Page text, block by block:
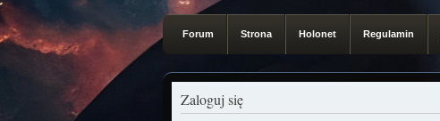
Forum Strona Holonet Regulamin
Zaloguj się